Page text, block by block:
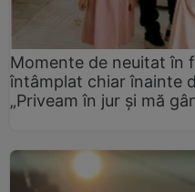
Momente de neuitat în
întâmplat chiar înainte
„Priveam în jur și mă